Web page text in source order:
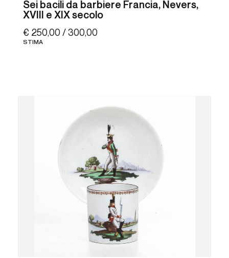
Sei bacili da barbiere Francia, Nevers,
XVIII e XIX secolo
€ 250,00 / 300,00
STIMA